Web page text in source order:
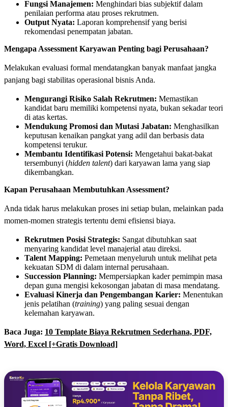
Fungsi Manajemen: Menghindari bias subjektif dalam
penilaian performa atau proses rekrutmen.
Output Nyata: Laporan komprehensif yang berisi
rekomendasi penempatan jabatan.
Mengapa Assessment Karyawan Penting bagi Perusahaan?
Melakukan evaluasi formal mendatangkan banyak manfaat jangka
panjang bagi stabilitas operasional bisnis Anda.
Mengurangi Risiko Salah Rekrutmen: Memastikan
kandidat baru memiliki kompetensi nyata, bukan sekadar teori
di atas kertas.
Mendukung Promosi dan Mutasi Jabatan: Menghasilkan
keputusan kenaikan pangkat yang adil dan berbasis data
kompetensi terukur.
Membantu Identifikasi Potensi: Mengetahui bakat-bakat
tersembunyi (hidden talent) dari karyawan lama yang siap
dikembangkan.
Kapan Perusahaan Membutuhkan Assessment?
Anda tidak harus melakukan proses ini setiap bulan, melainkan pada
momen-momen strategis tertentu demi efisiensi biaya.
Rekrutmen Posisi Strategis: Sangat dibutuhkan saat
menyaring kandidat level manajerial atau direksi.
Talent Mapping: Pemetaan menyeluruh untuk melihat peta
kekuatan SDM di dalam internal perusahaan.
Succession Planning: Mempersiapkan kader pemimpin masa
depan guna mengisi kekosongan jabatan di masa mendatang.
Evaluasi Kinerja dan Pengembangan Karier: Menentukan
jenis pelatihan (training) yang paling sesuai dengan
kelemahan karyawan.
Baca Juga: 10 Template Biaya Rekrutmen Sederhana, PDF,
Word, Excel [+Gratis Download]